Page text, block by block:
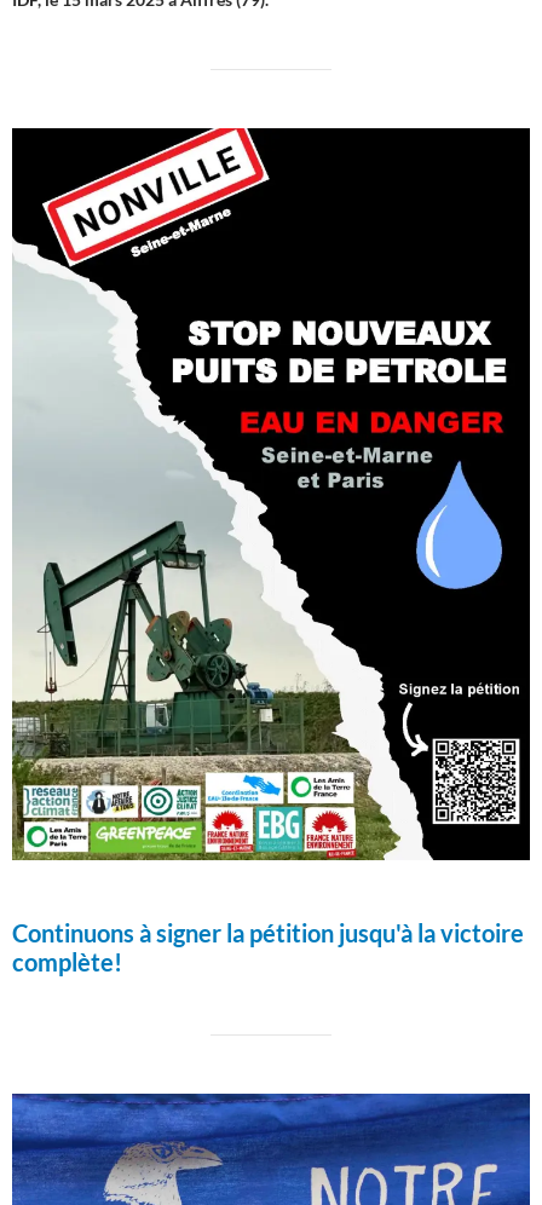
Continuons à signer la pétition jusqu'à la victoire
complète!